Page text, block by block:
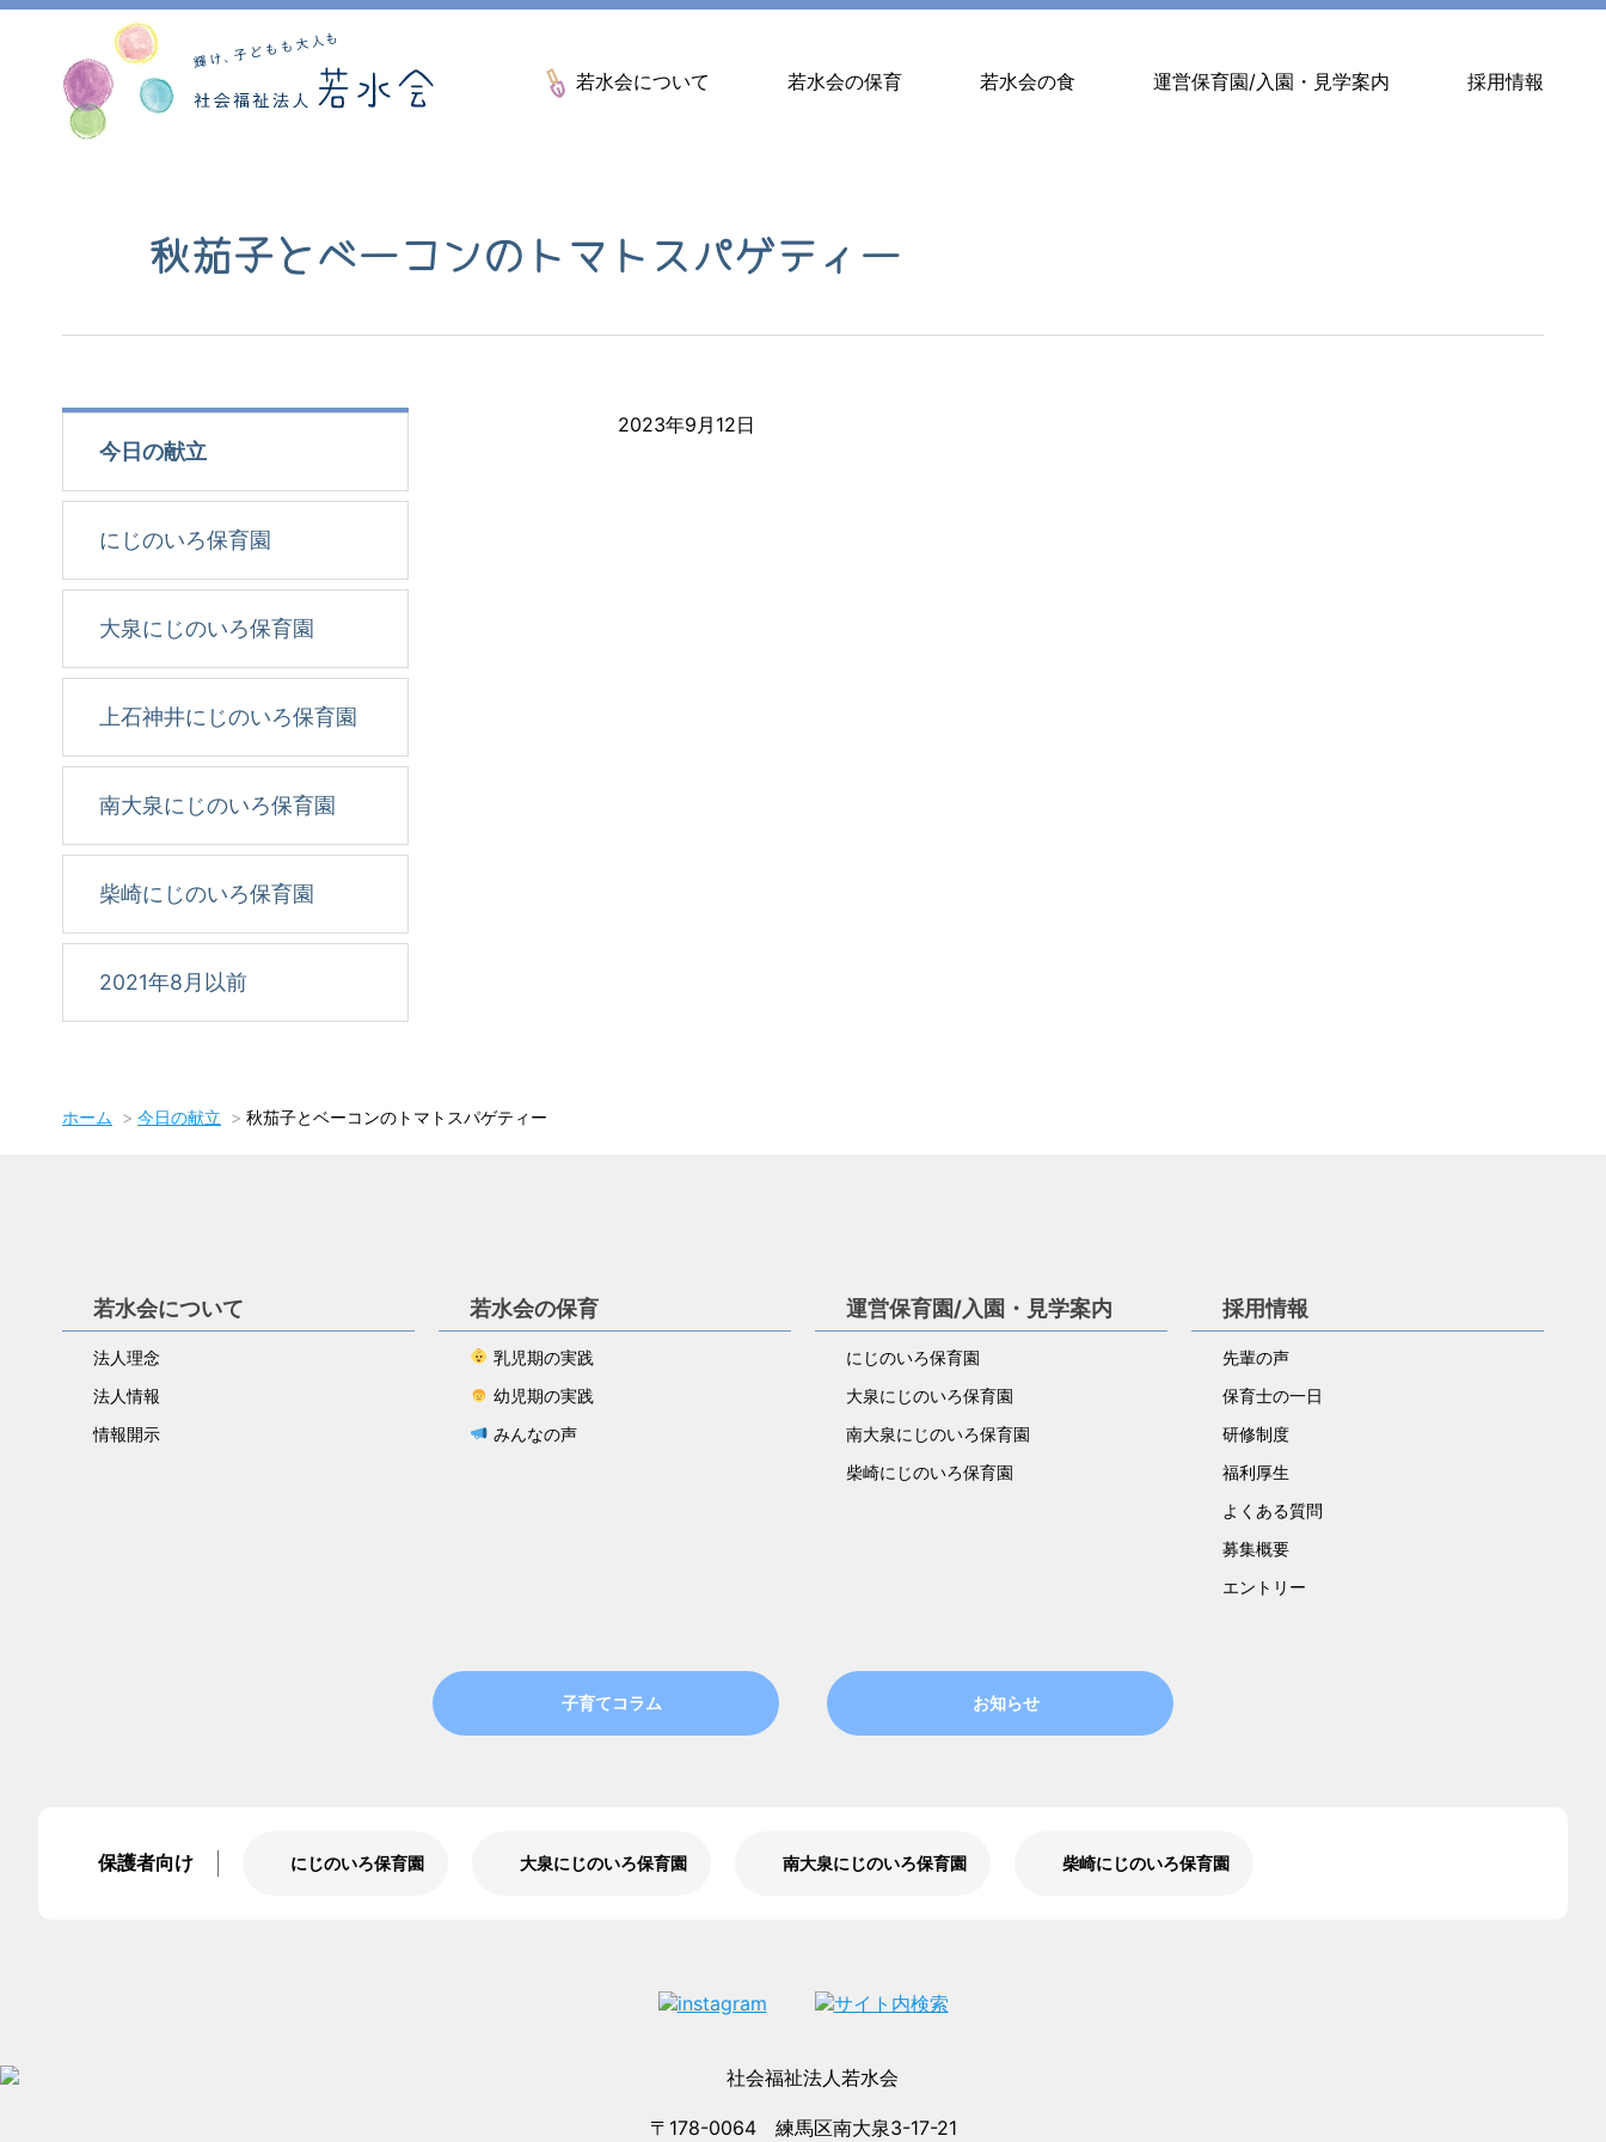
若水会について 若水会の保育 若水会の食 運営保育園/入園・見学案内 採用情報
秋茄子とベーコンのトマトスパゲティー
2023年9月12日
今日の献立
にじのいろ保育園
大泉にじのいろ保育園
上石神井にじのいろ保育園
南大泉にじのいろ保育園
柴崎にじのいろ保育園
2021年8月以前
ホーム 今日の献立 秋茄子とベーコンのトマトスパゲティー
若水会について
法人理念
法人情報
情報開示
若水会の保育
乳児期の実践
幼児期の実践
みんなの声
運営保育園/入園・見学案内
にじのいろ保育園
大泉にじのいろ保育園
南大泉にじのいろ保育園
柴崎にじのいろ保育園
採用情報
先輩の声
保育士の一日
研修制度
福利厚生
よくある質問
募集概要
エントリー
子育てコラム お知らせ
保護者向け にじのいろ保育園 大泉にじのいろ保育園 南大泉にじのいろ保育園 柴崎にじのいろ保育園
〒178-0064 練馬区南大泉3-17-21